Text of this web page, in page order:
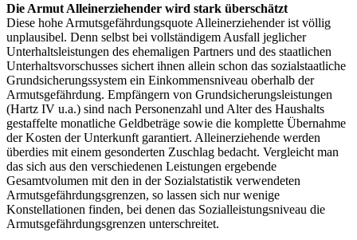
Die Armut Alleinerziehender wird stark überschätzt
Diese hohe Armutsgefährdungsquote Alleinerziehender ist völlig
unplausibel. Denn selbst bei vollständigem Ausfall jeglicher
Unterhaltsleistungen des ehemaligen Partners und des staatlichen
Unterhaltsvorschusses sichert ihnen allein schon das sozialstaatliche
Grundsicherungssystem ein Einkommensniveau oberhalb der
Armutsgefährdung. Empfängern von Grundsicherungsleistungen
(Hartz IV u.a.) sind nach Personenzahl und Alter des Haushalts
gestaffelte monatliche Geldbeträge sowie die komplette Übernahme
der Kosten der Unterkunft garantiert. Alleinerziehende werden
überdies mit einem gesonderten Zuschlag bedacht. Vergleicht man
das sich aus den verschiedenen Leistungen ergebende
Gesamtvolumen mit den in der Sozialstatistik verwendeten
Armutsgefährdungsgrenzen, so lassen sich nur wenige
Konstellationen finden, bei denen das Sozialleistungsniveau die
Armutsgefährdungsgrenzen unterschreitet.